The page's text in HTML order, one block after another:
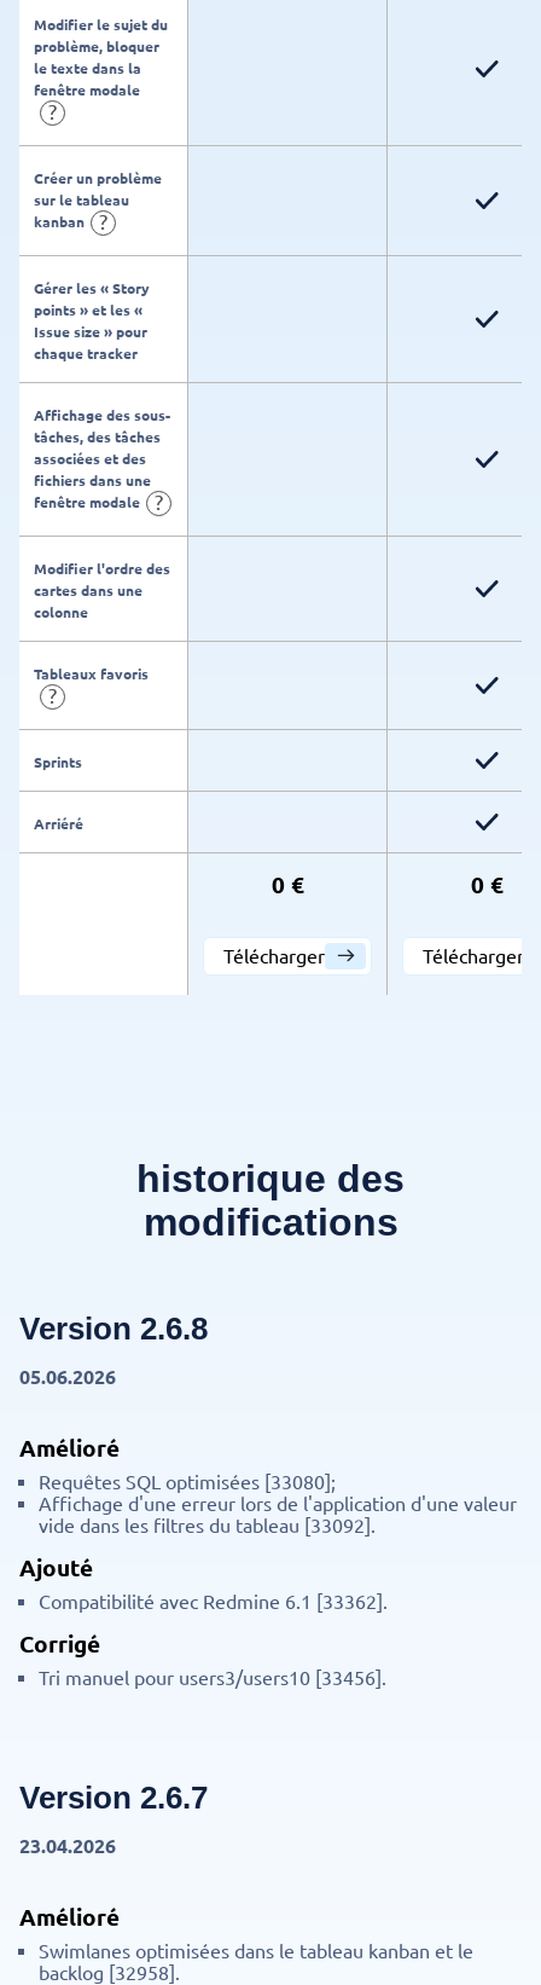
Modifier le sujet du
problème, bloquer
le texte dans la
fenêtre modale
?
Créer un problème
sur le tableau
kanban
?
Gérer les « Story
points » et les «
Issue size » pour
chaque tracker
Affichage des sous-
tâches, des tâches
associées et des
fichiers dans une
fenêtre modale
?
Modifier l'ordre des
cartes dans une
colonne
Tableaux favoris
?
Sprints
Arriéré
0 € 0 €
Télécharger Télécharger
historique des
modifications
Version 2.6.8
05.06.2026
Amélioré
Requêtes SQL optimisées [33080];
Affichage d'une erreur lors de l'application d'une valeur
vide dans les filtres du tableau [33092].
Ajouté
Compatibilité avec Redmine 6.1 [33362].
Corrigé
Tri manuel pour users3/users10 [33456].
Version 2.6.7
23.04.2026
Amélioré
Swimlanes optimisées dans le tableau kanban et le
backlog [32958].